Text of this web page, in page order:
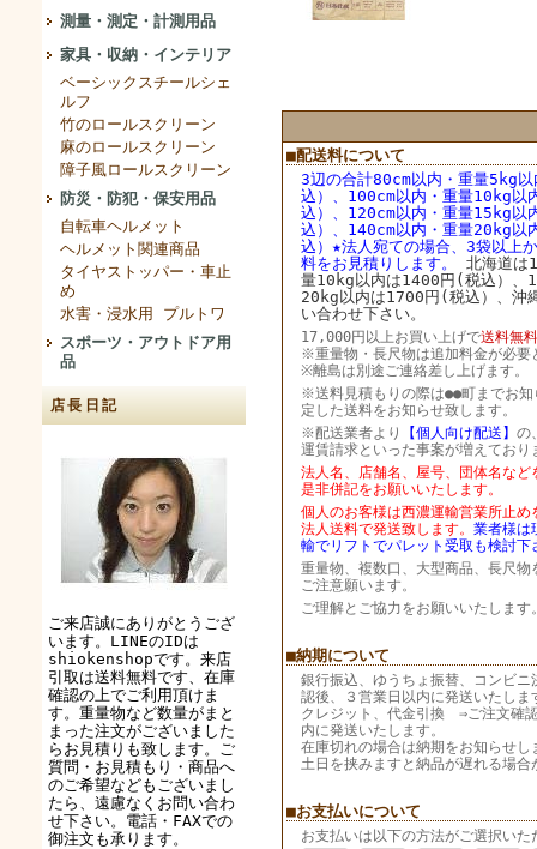
測量・測定・計測用品
家具・収納・インテリア
ベーシックスチールシェ
ルフ
竹のロールスクリーン
麻のロールスクリーン
障子風ロールスクリーン
防災・防犯・保安用品
自転車ヘルメット
ヘルメット関連商品
タイヤストッパー・車止
め
水害・浸水用 プルトワ
スポーツ・アウトドア用
品
店長日記
ご来店誠にありがとうござ
います。LINEのIDは
shiokenshopです。来店
引取は送料無料です、在庫
確認の上でご利用頂けま
す。重量物など数量がまと
まった注文がございました
らお見積りも致します。ご
質問・お見積もり・商品へ
のご希望などもございまし
たら、遠慮なくお問い合わ
せ下さい。電話・FAXでの
御注文も承ります。
■配送料について
3辺の合計80cm以内・重量5kg
込）、100cm以内・重量10kg以
込）、 120cm以内・重量15kg以
込）、 140cm以内・重量20kg以
込）★法人宛ての場合、3袋以上
料をお見積りします。
北海道は
量10kg以内は1400円(税込）、
20kg以内は1700円(税込）、沖
い合わせ下さい。
17,000円以上お買い上げで送料無
※重量物・長尺物は追加料金が必要
※離島は別途ご連絡差し上げます。
※送料見積もりの際は●●町までお知
定した送料をお知らせ致します。
※配送業者より
【個人向け配送】 の
運賃請求といった事案が増えており
法人名、店舗名、屋号、団体名など
是非併記をお願いいたします。
個人のお客様は西濃運輸営業所止め
法人送料で発送致します。 業者様は
輸でリフトでパレット受取も検討下
重量物、複数口、大型商品、長尺物
ご注意願います。
ご理解とご協力をお願いいたします
■納期について
銀行振込、ゆうちょ振替、コンビ
認後、３営業日以内に発送いたしま
クレジット、代金引換 ⇒ご注文確
内に発送いたします。
在庫切れの場合は納期をお知らせし
土日を挟みますと納品が遅れる場合
■お支払いについて
お支払いは以下の方法がご選択いた